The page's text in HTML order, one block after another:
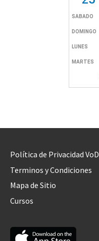
Política de Privacidad VoD
Terminos y Condiciones
Mapa de Sitio
Cursos